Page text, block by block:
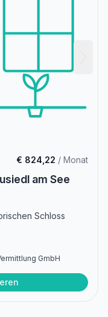
€ 824,22 / Monat
am See
Schloss
GmbH